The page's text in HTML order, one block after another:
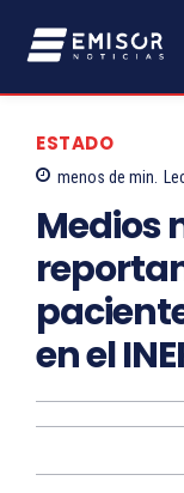
ESTADO
menos de min.
Medios
en el